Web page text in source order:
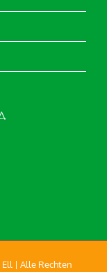
| Alle Rechten